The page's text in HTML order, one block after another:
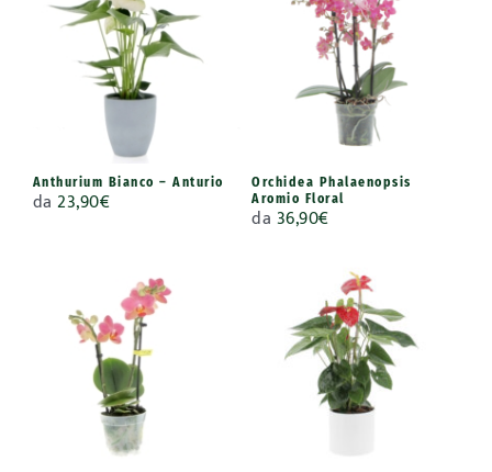
Anthurium Bianco – Anturio
da23,90€
Orchidea Phalaenopsis
Aromio Floral
da 36,90€